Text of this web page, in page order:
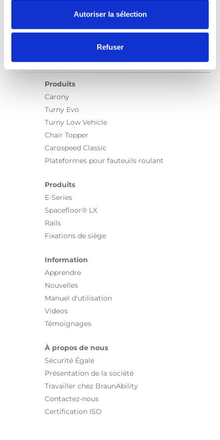
Autoriser la sélection
Refuser
Produits
Carony
Turny Evo
Turny Low Vehicle
Chair Topper
Carospeed Classic
Plateformes pour fauteuils roulant
Produits
E-Series
Spacefloor® LX
Rails
Fixations de siège
Information
Apprendre
Nouvelles
Manuel d'utilisation
Videos
Témoignages
À propos de nous
Sécurité Égale
Présentation de la société
Travailler chez BraunAbility
Contactez-nous
Certification ISO